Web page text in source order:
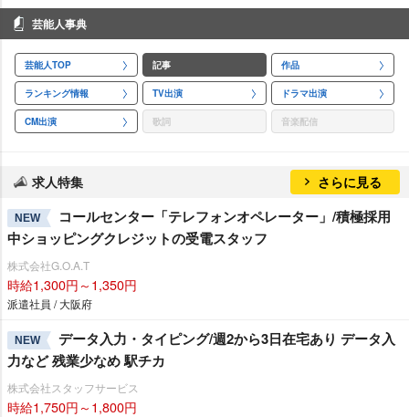
芸能人事典
芸能人TOP 記事 作品
ランキング情報 TV出演 ドラマ出演
CM出演 歌詞 音楽配信
求人特集 さらに見る
NEW
コールセンター「テレフォンオペレーター」/積極採用
中ショッピングクレジットの受電スタッフ
株式会社G.O.A.T
時給1,300円～1,350円
派遣社員 / 大阪府
NEW
データ入力・タイピング/週2から3日在宅あり データ入
力など 残業少なめ 駅チカ
株式会社スタッフサービス
時給1,750円～1,800円